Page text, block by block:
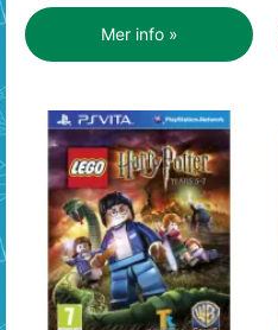
Mer info »